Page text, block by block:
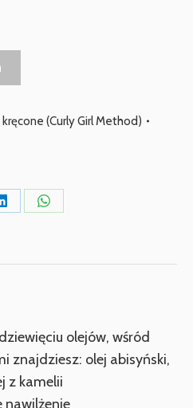
kręcone (Curly Girl Method)
UdostępnijUdostępnij
olejów, wśród
znajdziesz: olej abisyński,
z kamelii
nawilżenie